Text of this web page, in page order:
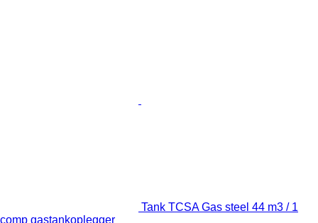
Tank TCSA Gas steel 44 m3 / 1
comp gastankoplegger